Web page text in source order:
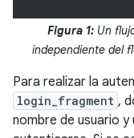
Figura 1:Un
independiente del
Para realizar la
login_fragment ,
nombre de usuario